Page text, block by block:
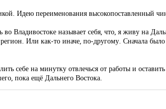
Идею переименования высокопоставленный
Владивостоке называет себя, что, я живу на
Или как-то иначе, по-другому. Сначала
себе на минутку отвлечься от работы и
пока ещё Дальнего Востока.